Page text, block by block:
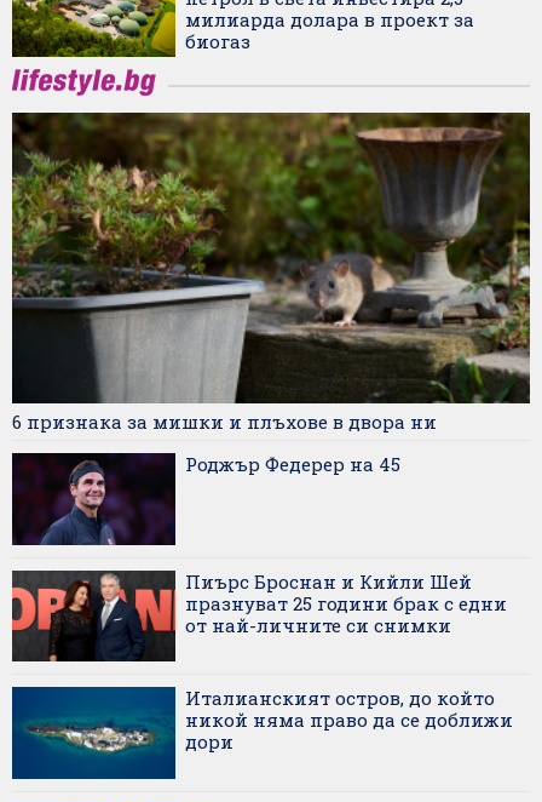
милиарда долара в проект за
биогаз
6 признака за мишки и плъхове в двора ни
Роджър Федерер на 45
Пиърс Броснан и Кийли Шей
празнуват 25 години брак с едни
от най-личните си снимки
Италианският остров, до който
никой няма право да се доближи
дори